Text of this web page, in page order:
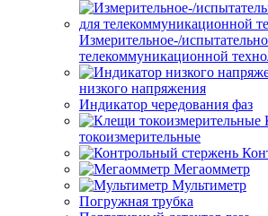
Измерительное-/
телекоммуникационной
низкого напряжения
Индикатор чередования фаз
токоизмерительные
Мегаомметр
Мультиметр
Погружная трубка